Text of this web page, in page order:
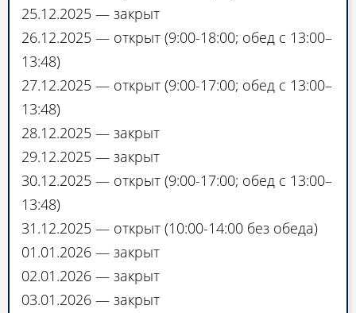
25.12.2025 — закрыт
26.12.2025 — открыт (9:00-18:00; обед с 13:00–
13:48)
27.12.2025 — открыт (9:00-17:00; обед с 13:00–
13:48)
28.12.2025 — закрыт
29.12.2025 — закрыт
30.12.2025 — открыт (9:00-17:00; обед с 13:00–
13:48)
31.12.2025 — открыт (10:00-14:00 без обеда)
01.01.2026 — закрыт
02.01.2026 — закрыт
03.01.2026 — закрыт